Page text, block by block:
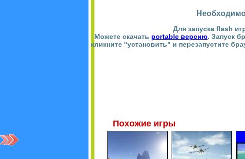
Для запуска flash
Можете скачать portable версию. Запуск
кликните "установить" и перезапустите
Похожие игры